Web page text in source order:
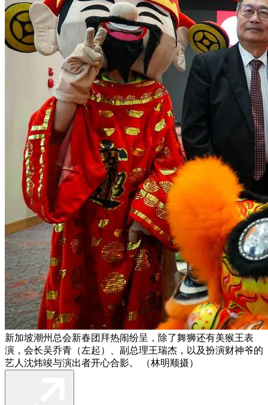
新加坡潮州总会新春团拜热闹纷呈，除了舞狮还有美猴王表
演，会长吴乔青（左起）、副总理王瑞杰，以及扮演财神爷的
艺人沈炜竣与演出者开心合影。 （林明顺摄）